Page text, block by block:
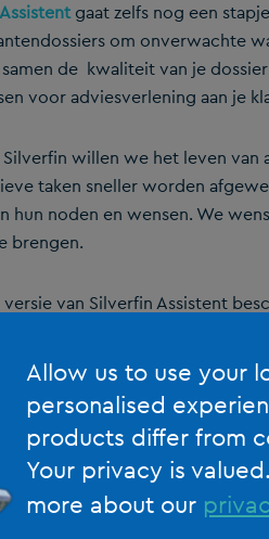
gaat zelfs nog een
om onverwachte
de kwaliteit van je
voor adviesverlening aan je
willen we het leven van
taken sneller worden
hun noden en wensen. We
brengen.
van Silverfin Assistent
Assistent zal binnenkort in
met de AI van de
in handen geven voor
de ijsberg aan
Allow us to use your
personalised
products differ from
Your privacy is
more about our